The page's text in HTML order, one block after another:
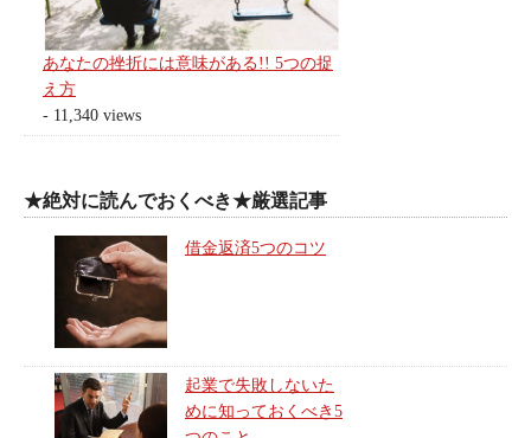
あなたの挫折には意味がある!! 5つの捉
え方
- 11,340 views
★絶対に読んでおくべき★厳選記事
借金返済5つのコツ
起業で失敗しないた
めに知っておくべき5